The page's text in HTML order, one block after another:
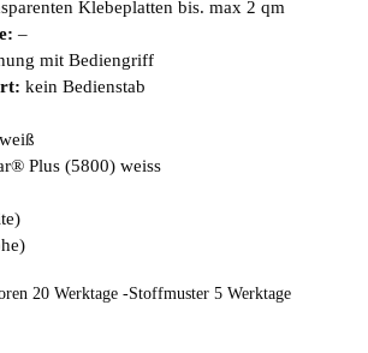
Klebeplatten bis. max 2 qm
–
mit Bediengriff
kein Bedienstab
Plus (5800) weiss
20 Werktage -Stoffmuster 5 Werktage